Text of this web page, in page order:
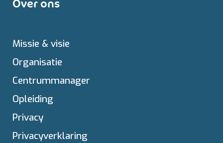
Over ons
Missie & visie
Organisatie
Centrummanager
Opleiding
Privacy
Privacyverklaring